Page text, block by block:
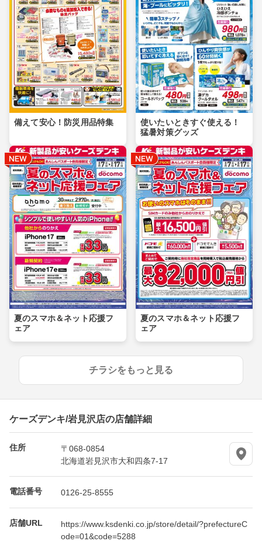
備えて安心！防災用品特集
使いたいときすぐ使える！
猛暑対策グッズ
夏のスマホ＆ネット応援フ
ェア
夏のスマホ＆ネット応援フ
ェア
チラシをもっと見る
ケーズデンキ/岩見沢店の店舗詳細
住所
〒068-0854
北海道岩見沢市大和四条7-17
電話番号 0126-25-8555
店舗URL
https://www.ksdenki.co.jp/store/detail/?prefectureC
ode=01&code=5288